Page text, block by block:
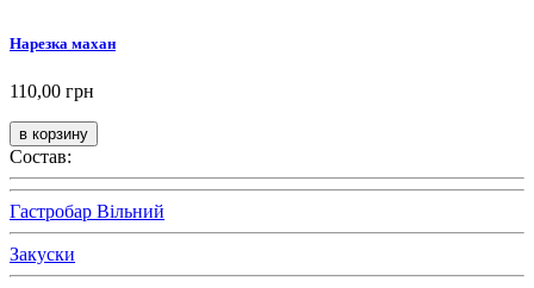
Нарезка махан
110,00 грн
Состав:
Гастробар Вільний
Закуски